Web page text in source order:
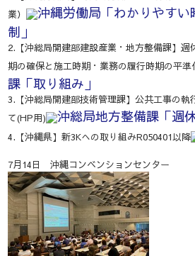
業）
沖縄労働局「わかりやす
制」
2.【沖総局開建部建設産業・地方整備課】週
期の確保と施工時期・業務の履行時期の平準
課「取り組み」
3.【沖総局開建部技術管理課】公共工事の執
て(HP用)
沖総局地方整備課「週
4.【沖縄県】新3Kへの取り組みR050401以降
7月14日 沖縄コンベンションセンター